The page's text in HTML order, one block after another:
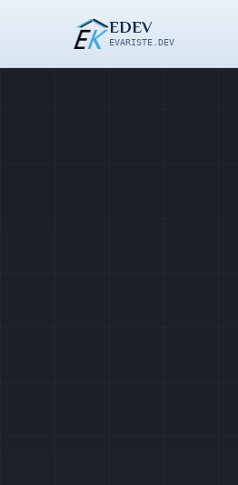
EDEV
EVARISTE.DEV